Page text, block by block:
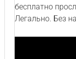
бесплатно
Легально. Без